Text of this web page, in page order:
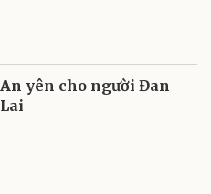
An yên cho người Đan
Lai